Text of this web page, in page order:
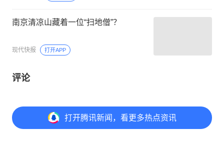
打开腾讯新闻，看更多热点资讯
南京清凉山藏着一位“扫地僧”？
现代快报 打开APP
评论